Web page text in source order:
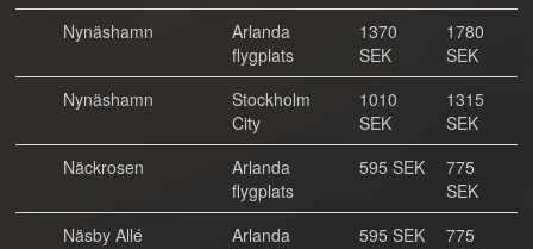
Nynäshamn
Arlanda
flygplats
1370
SEK
1780
SEK
Nynäshamn
Stockholm
City
1010
SEK
1315
SEK
Näckrosen
Arlanda
flygplats
595 SEK
775
SEK
Näsby Allé
Arlanda
595 SEK
775